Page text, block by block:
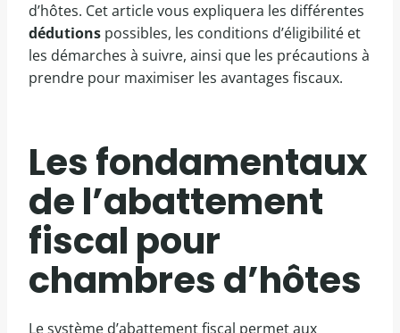
d’hôtes. Cet article vous expliquera les différentes
dédutions possibles, les conditions d’éligibilité et
les démarches à suivre, ainsi que les précautions à
prendre pour maximiser les avantages fiscaux.
Les fondamentaux
de l’abattement
fiscal pour
chambres d’hôtes
Le système d’abattement fiscal permet aux